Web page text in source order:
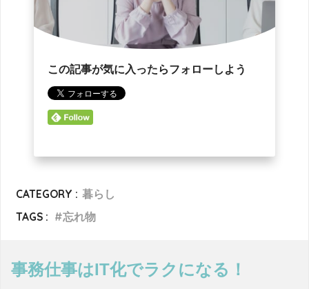
この記事が気に入ったらフォローしよう
CATEGORY : 暮らし
TAGS :
忘れ物
事務仕事はIT化でラクになる！